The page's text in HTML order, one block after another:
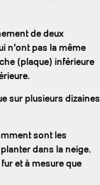
de deux
n’ont pas la même
(plaque) inférieure
sur plusieurs dizaines
sont les
dans la neige.
et à mesure que